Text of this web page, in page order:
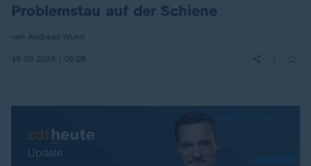
:Problemstau auf der Schiene
von Andreas Wunn
18.09.2024 | 06:08